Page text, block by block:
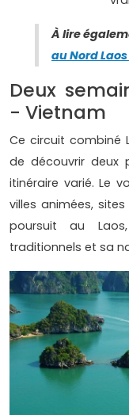
À lire
au Nord
Deux
- Vietnam
Ce circuit combiné
de découvrir deux
itinéraire varié. Le
villes animées,
poursuit au
traditionnels et sa